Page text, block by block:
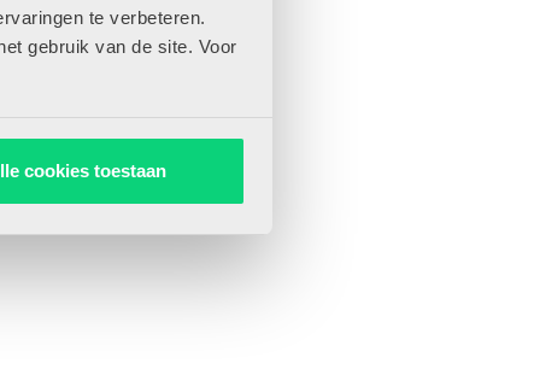
te verbeteren.
gebruik van de site. Voor
cookies toestaan